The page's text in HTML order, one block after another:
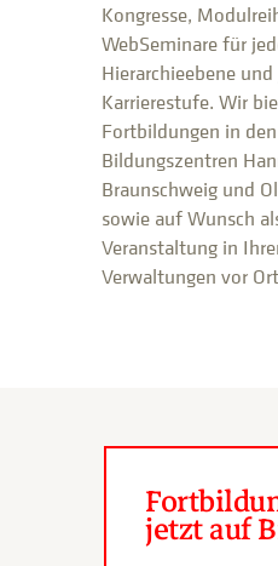
Kongresse,
WebSeminare für
Hierarchieebene
Karrierestufe. Wir
Fortbildungen in den
Bildungszentren
Braunschweig und
sowie auf Wunsch
Veranstaltung in
Verwaltungen vor
jetzt auf